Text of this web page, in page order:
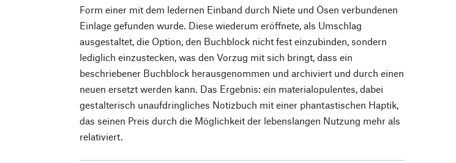
Form einer mit dem ledernen Einband durch Niete und Ösen verbundenen
Einlage gefunden wurde. Diese wiederum eröffnete, als Umschlag
ausgestaltet, die Option, den Buchblock nicht fest einzubinden, sondern
lediglich einzustecken, was den Vorzug mit sich bringt, dass ein
beschriebener Buchblock herausgenommen und archiviert und durch einen
neuen ersetzt werden kann. Das Ergebnis: ein materialopulentes, dabei
gestalterisch unaufdringliches Notizbuch mit einer phantastischen Haptik,
das seinen Preis durch die Möglichkeit der lebenslangen Nutzung mehr als
relativiert.